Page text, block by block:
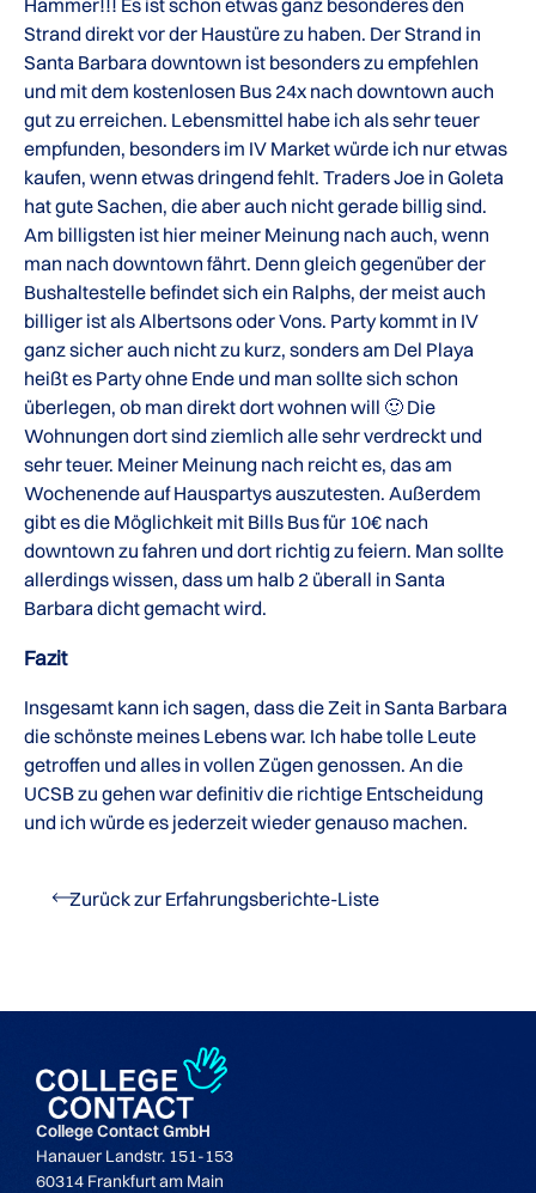
Strand direkt vor der Haustüre zu haben. Der Strand in
Santa Barbara downtown ist besonders zu empfehlen
und mit dem kostenlosen Bus 24x nach downtown auch
gut zu erreichen. Lebensmittel habe ich als sehr teuer
empfunden, besonders im IV Market würde ich nur etwas
kaufen, wenn etwas dringend fehlt. Traders Joe in Goleta
hat gute Sachen, die aber auch nicht gerade billig sind.
Am billigsten ist hier meiner Meinung nach auch, wenn
man nach downtown fährt. Denn gleich gegenüber der
Bushaltestelle befindet sich ein Ralphs, der meist auch
billiger ist als Albertsons oder Vons. Party kommt in IV
ganz sicher auch nicht zu kurz, sonders am Del Playa
heißt es Party ohne Ende und man sollte sich schon
überlegen, ob man direkt dort wohnen will 🙂 Die
Wohnungen dort sind ziemlich alle sehr verdreckt und
sehr teuer. Meiner Meinung nach reicht es, das am
Wochenende auf Hauspartys auszutesten. Außerdem
gibt es die Möglichkeit mit Bills Bus für 10€ nach
downtown zu fahren und dort richtig zu feiern. Man sollte
allerdings wissen, dass um halb 2 überall in Santa
Barbara dicht gemacht wird.
Fazit
Insgesamt kann ich sagen, dass die Zeit in Santa Barbara
die schönste meines Lebens war. Ich habe tolle Leute
getroffen und alles in vollen Zügen genossen. An die
UCSB zu gehen war definitiv die richtige Entscheidung
und ich würde es jederzeit wieder genauso machen.
Zurück zur Erfahrungsberichte-Liste
College Contact GmbH
Hanauer Landstr. 151-153
60314 Frankfurt am Main